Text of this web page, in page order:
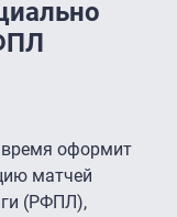
оформит
матчей
(РФПЛ),